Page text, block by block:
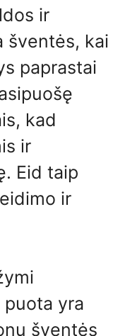
ir
šventės, kai
paprastai
kad
ir
Eid taip
ir
puota yra
šventės